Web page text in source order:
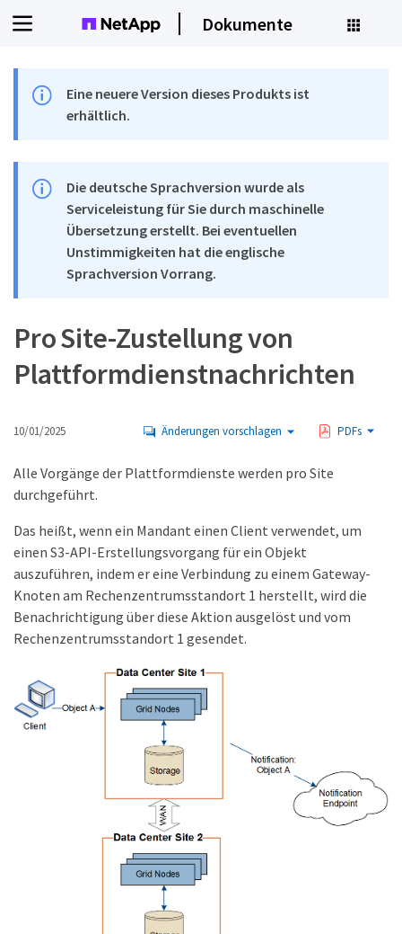
Dokumente
Eine neuere Version dieses Produkts ist
erhältlich.
Die deutsche Sprachversion wurde als
Serviceleistung für Sie durch maschinelle
Übersetzung erstellt. Bei eventuellen
Unstimmigkeiten hat die englische
Sprachversion Vorrang.
Pro Site-Zustellung von
Plattformdienstnachrichten
10/01/2025 Änderungen vorschlagen PDFs
Alle Vorgänge der Plattformdienste werden pro Site
durchgeführt.
Das heißt, wenn ein Mandant einen Client verwendet, um
einen S3-API-Erstellungsvorgang für ein Objekt
auszuführen, indem er eine Verbindung zu einem Gateway-
Knoten am Rechenzentrumsstandort 1 herstellt, wird die
Benachrichtigung über diese Aktion ausgelöst und vom
Rechenzentrumsstandort 1 gesendet.